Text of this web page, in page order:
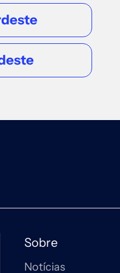
Salvador
REGIÃO NORDESTE
Edif Hangar
Viana Filho, 13223 -
Acessar
Sobre
Notícias